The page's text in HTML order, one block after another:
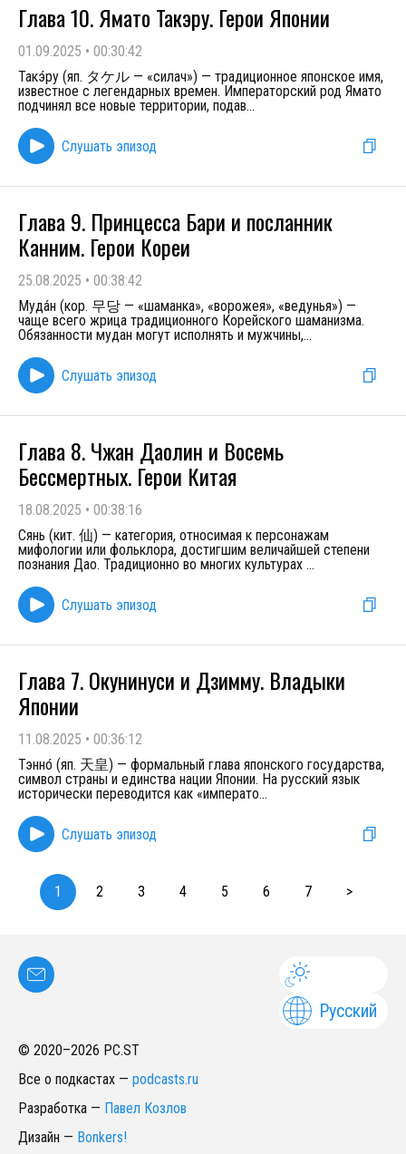
Глава 10. Ямато Такэру. Герои Японии
01.09.2025 • 00:30:42
Такэ́ру (яп. タケル — «силач») — традиционное японское имя,
известное с легендарных времен. Императорский род Ямато
подчинял все новые территории, подав...
Слушать эпизод
Глава 9. Принцесса Бари и посланник
Канним. Герои Кореи
25.08.2025 • 00:38:42
Муда́н (кор. 무당 — «шаманка», «ворожея», «ведунья») —
чаще всего жрица традиционного Корейского шаманизма.
Обязанности мудан могут исполнять и мужчины,...
Слушать эпизод
Глава 8. Чжан Даолин и Восемь
Бессмертных. Герои Китая
18.08.2025 • 00:38:16
Сянь (кит. 仙) — категория, относимая к персонажам
мифологии или фольклора, достигшим величайшей степени
познания Дао. Традиционно во многих культурах ...
Слушать эпизод
Глава 7. Окунинуси и Дзимму. Владыки
Японии
11.08.2025 • 00:36:12
Тэнно́ (яп. 天皇) — формальный глава японского государства,
символ страны и единства нации Японии. На русский язык
исторически переводится как «императо...
Слушать эпизод
1 2 3 4 5 6 7 >
Русский
© 2020–2026 PC.ST
Все о подкастах — podcasts.ru
Разработка — Павел Козлов
Дизайн — Bonkers!